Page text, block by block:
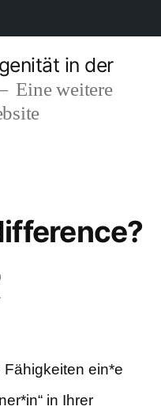
in der
Eine weitere
zu
difference?
ein*e
in Ihrer